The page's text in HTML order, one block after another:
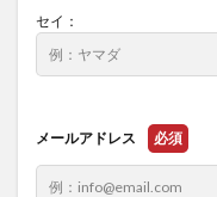
セイ：
メールアドレス 必須